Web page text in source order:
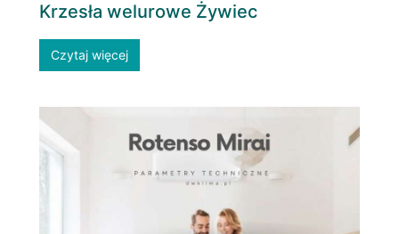
Krzesła welurowe Żywiec
Czytaj więcej